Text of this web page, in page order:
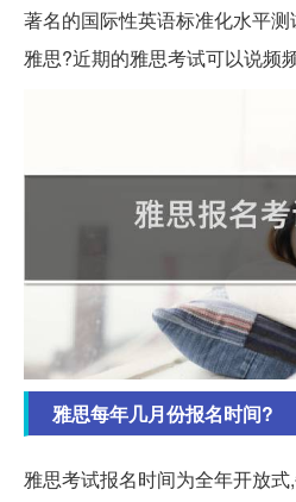
著名的国际性英语标准化水平
雅思?近期的雅思考试可以说频
雅思每年几月份报名时间?
雅思考试报名时间为全年开放